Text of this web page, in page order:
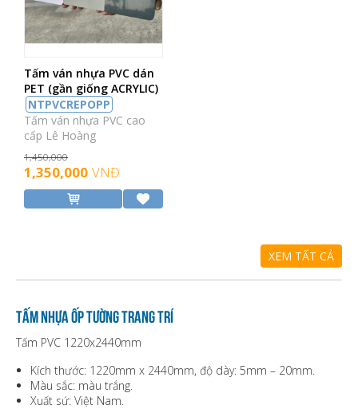
Tấm ván nhựa PVC dán
PET (gần giống ACRYLIC)
NTPVCREPOPP
Tấm ván nhựa PVC cao
cấp Lê Hoàng
1,450,000
1,350,000 VNĐ
XEM TẤT CẢ
Tấm nhựa ốp tường trang trí
Tấm PVC 1220x2440mm
Kích thước: 1220mm x 2440mm, độ dày: 5mm – 20mm.
Màu sắc: màu trắng.
Xuất sứ: Việt Nam.